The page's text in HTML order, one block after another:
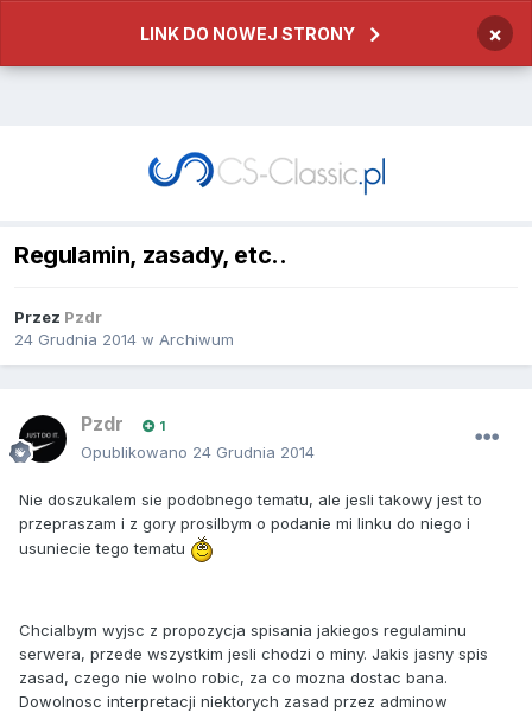
LINK DO NOWEJ STRONY ×
Regulamin, zasady, etc..
Przez Pzdr
24 Grudnia 2014 w Archiwum
Pzdr 1
Opublikowano 24 Grudnia 2014
Nie doszukalem sie podobnego tematu, ale jesli takowy jest to
przepraszam i z gory prosilbym o podanie mi linku do niego i
usuniecie tego tematu
Chcialbym wyjsc z propozycja spisania jakiegos regulaminu
serwera, przede wszystkim jesli chodzi o miny. Jakis jasny spis
zasad, czego nie wolno robic, za co mozna dostac bana.
Dowolnosc interpretacji niektorych zasad przez adminow